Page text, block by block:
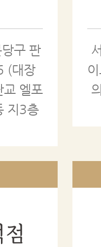
구 판
(대장
교 엘포
지3층